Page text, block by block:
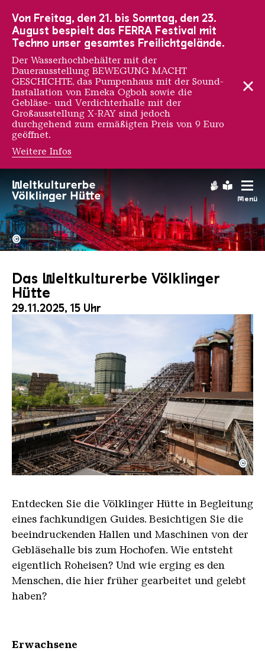
Menü
Hochofengruppe in Rot
Copyright:
©
Das Weltkulturerbe Völklinger
Hütte
29.11.2025, 15 Uhr
Der Erzschrägaufzug der Völklinger Hütte mit
Copyright: Weltkulturerbe Völklinger Hütte | Karl
©
Entdecken Sie die Völklinger Hütte in Begleitung
eines fachkundigen Guides. Besichtigen Sie die
beeindruckenden Hallen und Maschinen von der
Gebläsehalle bis zum Hochofen. Wie entsteht
eigentlich Roheisen? Und wie erging es den
Menschen, die hier früher gearbeitet und gelebt
haben?
Erwachsene
Von Freitag, den 21. bis Sonntag, den 23.
August bespielt das FERRA Festival mit
Techno unser gesamtes Freilichtgelände.
Der Wasserhochbehälter mit der
Dauerausstellung BEWEGUNG MACHT
GESCHICHTE, das Pumpenhaus mit der Sound-
Installation von Emeka Ogboh sowie die
Gebläse- und Verdichterhalle mit der
Großausstellung X-RAY sind jedoch
durchgehend zum ermäßigten Preis von 9 Euro
geöffnet.
Weitere Infos